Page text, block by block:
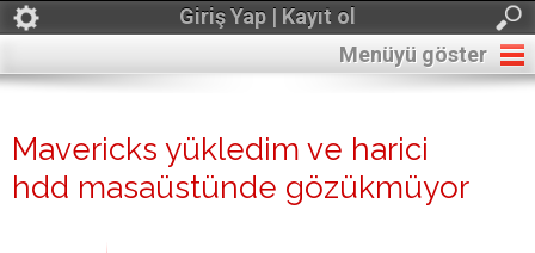
Giriş Yap | Kayıt ol
Menüyü göster
Mavericks yükledim ve harici
hdd masaüstünde gözükmüyor